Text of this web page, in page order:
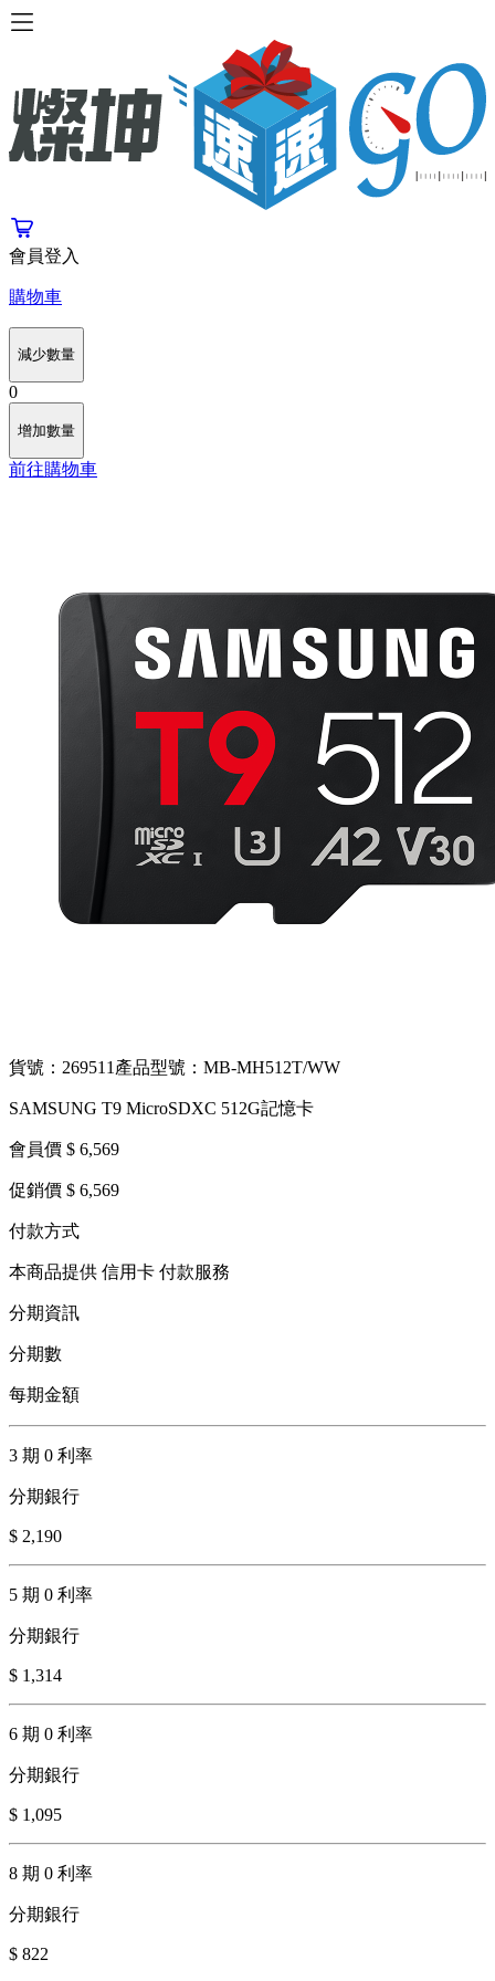
會員登入
購物車
減少數量
0
增加數量
前往購物車
貨號：269511 產品型號：MB-MH512T/WW
SAMSUNG T9 MicroSDXC 512G記憶卡
會員價 $ 6,569
促銷價 $ 6,569
付款方式
本商品提供 信用卡 付款服務
分期資訊
分期數
每期金額
3 期 0 利率
分期銀行
$ 2,190
5 期 0 利率
分期銀行
$ 1,314
6 期 0 利率
分期銀行
$ 1,095
8 期 0 利率
分期銀行
$ 822